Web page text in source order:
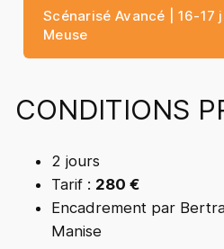
Scénarisé Avancé | 16-17
Meuse
CONDITIONS
2 jours
Tarif : 280 €
Encadrement par
Manise